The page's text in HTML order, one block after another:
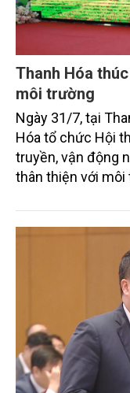
Thanh Hóa
môi trường
Ngày 31/7, tại
Hóa tổ chức Hội
truyền, vận động
thân thiện với
trình thu hút sự
từ các cơ quan
doanh nghiệp,
tiếp triển khai mô